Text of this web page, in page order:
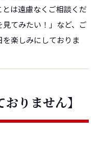
は遠慮なくご相談くだ
てみたい！」など、ご
楽しみにしておりま
おりません】